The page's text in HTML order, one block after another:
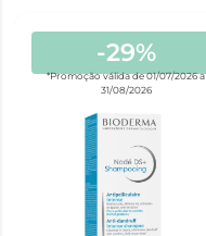
-29%
*Promoção válida de 01/07/2026 a
31/08/2026